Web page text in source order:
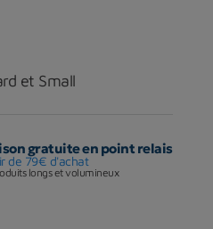
et Small
gratuite en point relais
de 79€ d'achat
longs et volumineux